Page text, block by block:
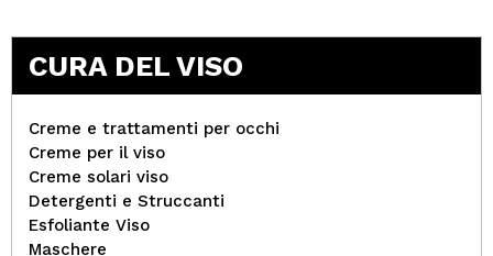
CURA DEL VISO
Creme e trattamenti per occhi
Creme per il viso
Creme solari viso
Detergenti e Struccanti
Esfoliante Viso
Maschere